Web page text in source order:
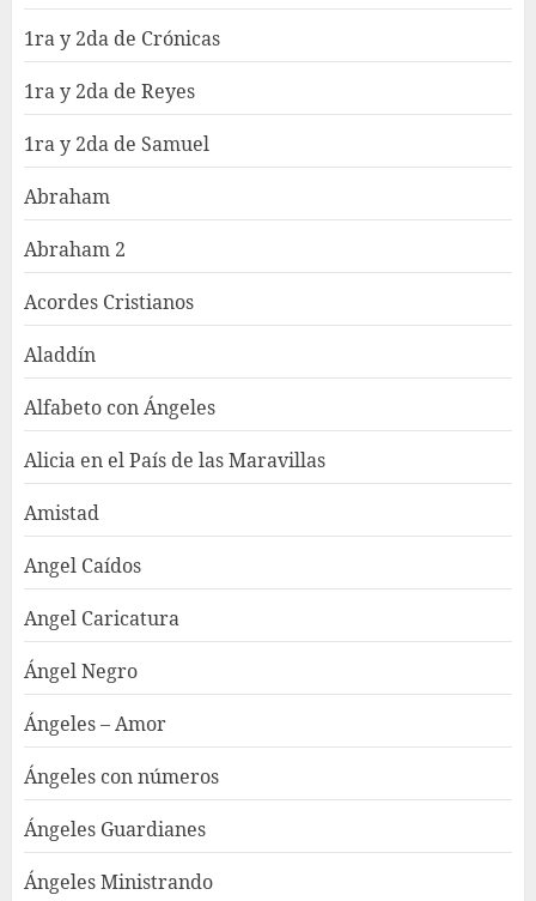
1ra y 2da de Crónicas
1ra y 2da de Reyes
1ra y 2da de Samuel
Abraham
Abraham 2
Acordes Cristianos
Aladdín
Alfabeto con Ángeles
Alicia en el País de las Maravillas
Amistad
Angel Caídos
Angel Caricatura
Ángel Negro
Ángeles – Amor
Ángeles con números
Ángeles Guardianes
Ángeles Ministrando